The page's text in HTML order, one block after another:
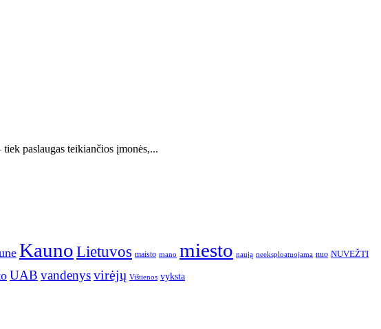
paslaugas teikiančios įmonės,...
KaunoLietuvos maisto mano miesto naują neeksploatuojama nuo NUVEŽTI
UAB vandenysvirėjų Vištienos vyksta